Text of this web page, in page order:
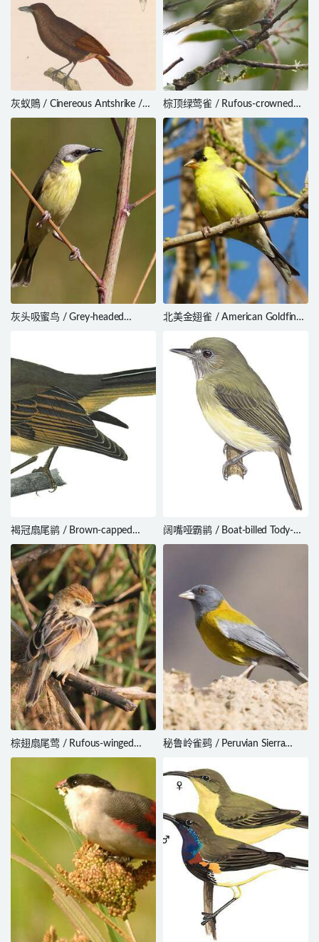
灰蚁鵙 / Cinereous Antshrike /
Thamnomanes caesius
棕顶绿莺雀 / Rufous-crowned
Greenlet / Hylophilus poicilotis
灰头吸蜜鸟 / Grey-headed
北美金翅雀 / American Goldfinch
褐冠扇尾鹟 / Brown-capped
Fantail / Rhipidura diluta
阔嘴哑霸鹟 / Boat-billed Tody-
Tyrant / Hemitriccus josephinae
棕翅扇尾莺 / Rufous-winged
Cisticola / Cisticola galactotes
秘鲁岭雀鹀 / Peruvian Sierra